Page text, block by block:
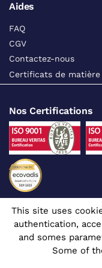
Aides
FAQ
CGV
Contactez-nous
Certificats de matière
Nos Certifications
Suivez-nous sur
This site uses
authentication,
and somes
Some of